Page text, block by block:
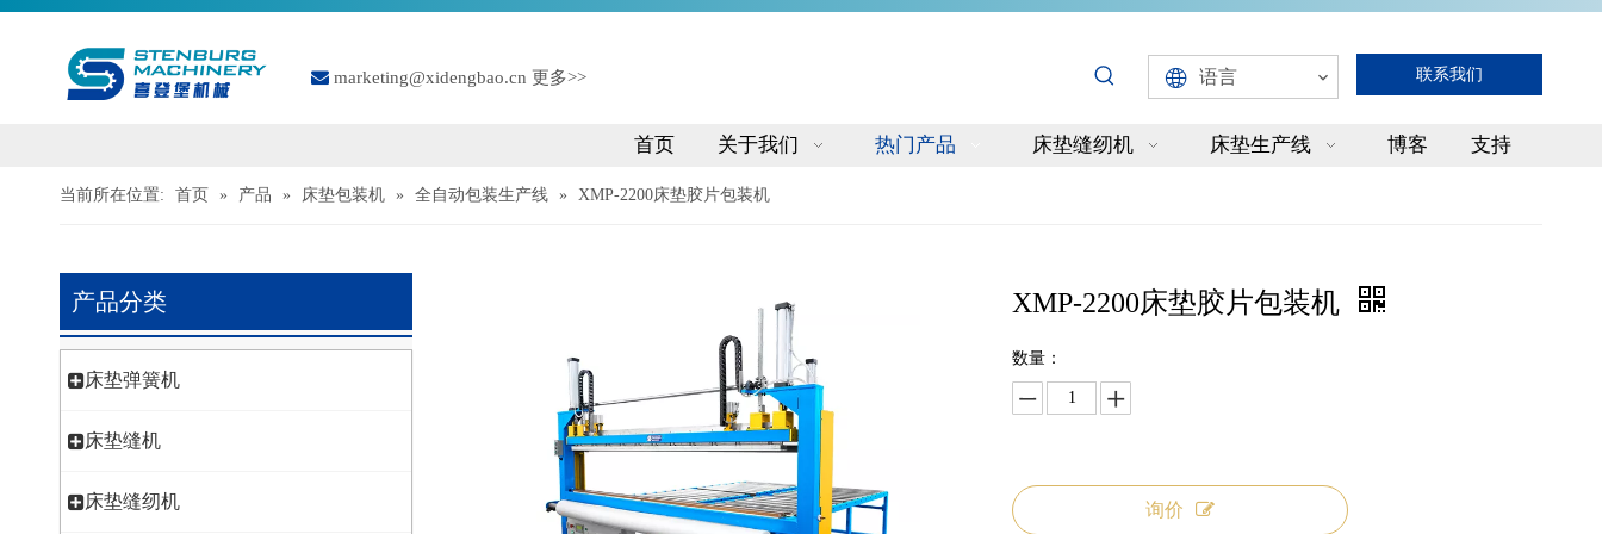
 marketing@xidengbao.cn 更多>> 语言 联系我们
首页 关于我们 热门产品 床垫缝纫机 床垫生产线 博客 支持
当前所在位置: 首页 » 产品 » 床垫包装机 » 全自动包装生产线 » XMP-2200床垫胶片包装机
产品分类
床垫弹簧机
床垫缝机
床垫缝纫机
XMP-2200床垫胶片包装机
数量：
询价